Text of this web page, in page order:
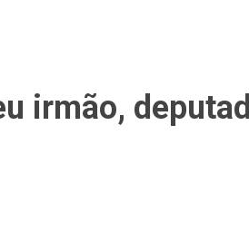
irmão,